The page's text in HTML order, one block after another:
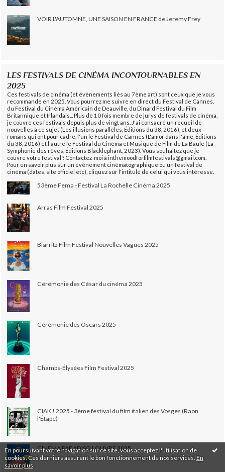
En poursuivant votre navigation sur ce site, vous acceptez l'utilisation de
cookies. Ces derniers assurent le bon fonctionnement de nos services. En
savoir plus
VOIR L'AUTOMNE, UNE SAISON EN FRANCE de Jeremy Frey
LES FESTIVALS DE CINÉMA INCONTOURNABLES EN
2025
Ces festivals de cinéma (et évènements liés au 7ème art) sont ceux que je vous
recommande en 2025. Vous pourrez me suivre en direct du Festival de Cannes,
du Festival du Cinéma Américain de Deauville, du Dinard Festival du Film
Britannique et Irlandais... Plus de 10 fois membre de jurys de festivals de cinéma,
je couvre ces festivals depuis plus de vingt ans. J'ai consacré un recueil de
nouvelles à ce sujet (Les illusions parallèles, Éditions du 38, 2016), et deux
romans qui ont pour cadre, l'un le Festival de Cannes (L'amor dans l'âme, Éditions
du 38, 2016) et l'autre le Festival du Cinéma et Musique de Film de La Baule (La
Symphonie des rêves, Éditions Blacklephant, 2023). Vous souhaitez que je
couvre votre festival ? Contactez-moi à inthemoodforfilmfestivals@gmail.com.
Pour en savoir plus sur un évènement cinématographique ou un festival de
cinéma (dates, site officiel etc), cliquez sur l'intitulé de celui qui vous intéresse.
53ème Fema - Festival La Rochelle Cinéma 2025
Arras Film Festival 2025
Biarritz Film Festival Nouvelles Vagues 2025
Cérémonie des César du cinéma 2025
Cérémonie des Oscars 2025
Champs-Élysées Film Festival 2025
CIAK ! 2025 - 3ème festival du film italien des Vosges (Raon
l'Étape)
CINEMA PARADISO LOUVRE 2025